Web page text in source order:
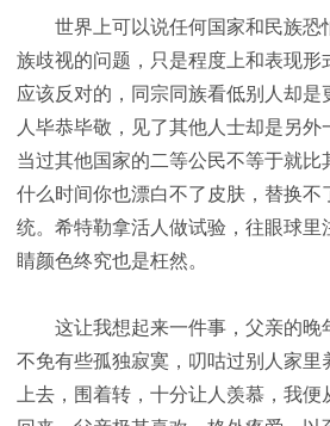
世界上可以说任何国家和民族恐
族歧视的问题，只是程度上和表现形
应该反对的，同宗同族看低别人却
人毕恭毕敬，见了其他人士却是另外
当过其他国家的二等公民不等于就
什么时间你也漂白不了皮肤，替换不
统。希特勒拿活人做试验，往眼球里
睛颜色终究也是枉然。
这让我想起来一件事，父亲的晚
不免有些孤独寂寞，叨咕过别人家
上去，围着转，十分让人羡慕，我便